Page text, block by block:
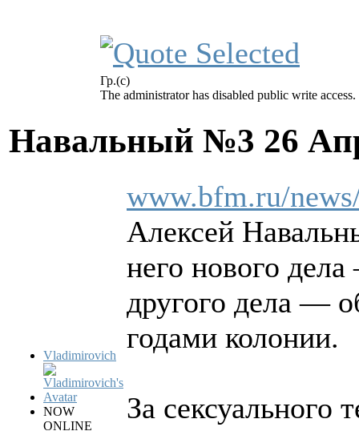
Гр.(с)
The administrator has disabled public write access.
Навальный №3 26
Vladimirovich
NOW
ONLINE
www.bfm.ru/
Алексей
него нового
другого дела —
годами колонии.
За сексуального